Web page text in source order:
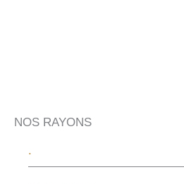
NOS RAYONS
.